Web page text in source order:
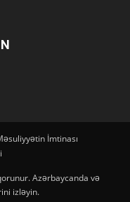
İmtinası
Azərbaycanda və
izləyin.